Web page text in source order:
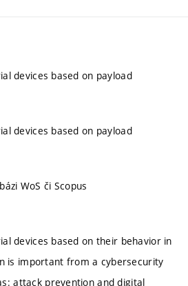
devices based on payload
devices based on payload
WoS či Scopus
devices based on their behavior in
is important from a cybersecurity
attack prevention and digital